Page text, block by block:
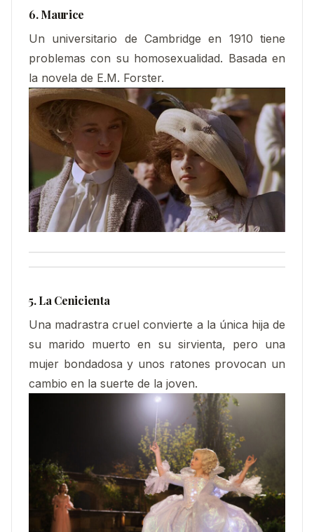
6. Maurice
Un universitario de Cambridge en 1910 tiene
problemas con su homosexualidad. Basada en
la novela de E.M. Forster.
5. La Cenicienta
Una madrastra cruel convierte a la única hija de
su marido muerto en su sirvienta, pero una
mujer bondadosa y unos ratones provocan un
cambio en la suerte de la joven.